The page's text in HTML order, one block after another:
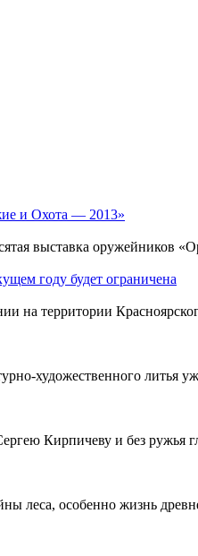
и Охота — 2013»
выставка оружейников
году будет ограничена
на территории
художественного
Кирпичеву и без ружья
леса, особенно жизнь